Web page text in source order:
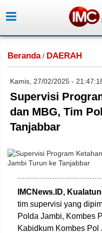
Beranda/ DAERAH
Kamis, 27/02/2025 -
Supervisi
dan MBG, Tim
Tanjabbar
IMCNews.ID,
tim supervisi yang
Polda Jambi, Kombes
Kabidkum Kombes